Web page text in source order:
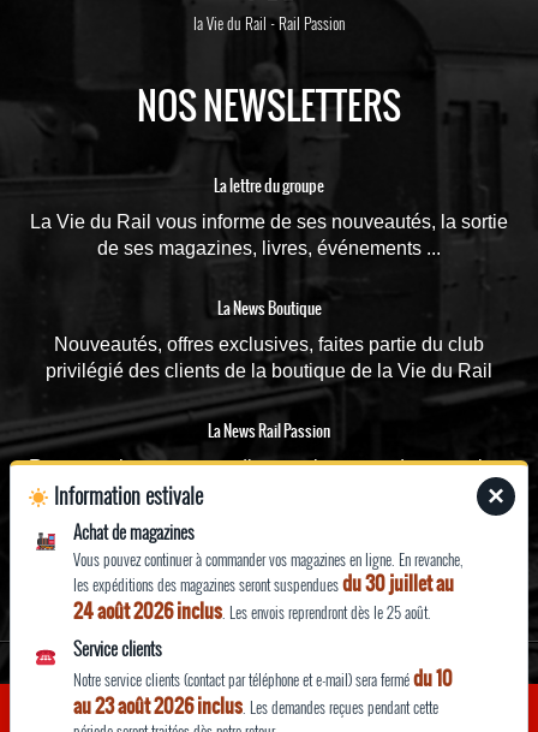
En poursuivant votre navigation, vous acceptez l’utilisation de
la Vie du Rail -Rail Passion
NOS NEWSLETTERS
La lettre du groupe
La Vie du Rail vous informe de ses nouveautés, la sortie
de ses magazines, livres, événements ...
La News Boutique
Nouveautés, offres exclusives, faites partie du club
privilégié des clients de la boutique de la Vie du Rail
La News Rail Passion
Recevez chaque mercredi toutes les actus du magazine,
les dossiers spéciaux, les vidéos, le magazine dès sa
EN SAVOIR
PLUS
Mentions légales
Qui sommes-nous ?
×
Information estivale
Achat de magazines
Vous pouvez continuer à commander vos magazines en ligne. En revanche,
les expéditions des magazines seront suspenduesdu 30 juillet au
24 août 2026 inclus. Les envois reprendront dès le 25 août.
Service clients
Notre service clients (contact par téléphone et e-mail) sera fermédu 10
au 23 août 2026 inclus. Les demandes reçues pendant cette